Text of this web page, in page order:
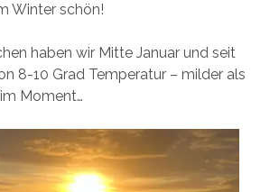
Winter schön!
haben wir Mitte Januar und seit
8-10 Grad Temperatur – milder als
Moment…